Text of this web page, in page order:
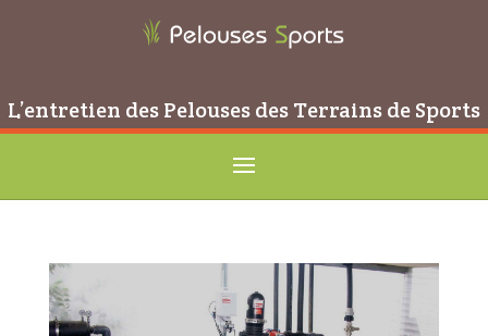
L’entretien des Pelouses des Terrains de Sports